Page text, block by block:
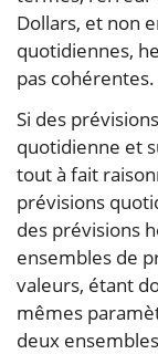
Dollars, et non
quotidiennes,
pas cohérentes.
Si des
quotidienne et
tout à fait
prévisions
des prévisions
ensembles de
valeurs, étant
mêmes
deux